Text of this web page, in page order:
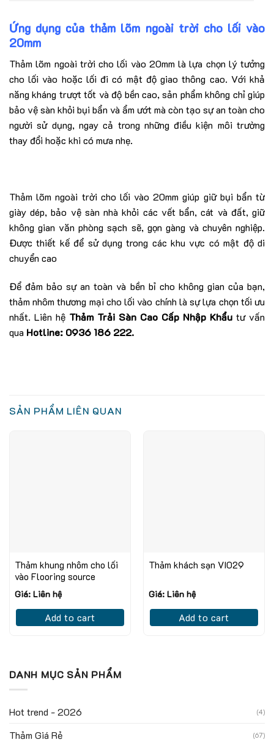
Ứng dụng của thảm lõm ngoài trời cho lối vào
20mm
Thảm lõm ngoài trời cho lối vào 20mm là lựa chọn lý tưởng
cho lối vào hoặc lối đi có mật độ giao thông cao. Với khả
năng kháng trượt tốt và độ bền cao, sản phẩm không chỉ giúp
bảo vệ sàn khỏi bụi bẩn và ẩm ướt mà còn tạo sự an toàn cho
người sử dụng, ngay cả trong những điều kiện môi trường
thay đổi hoặc khi có mưa nhẹ.
Thảm lõm ngoài trời cho lối vào 20mm giúp giữ bụi bẩn từ
giày dép, bảo vệ sàn nhà khỏi các vết bẩn, cát và đất, giữ
không gian văn phòng sạch sẽ, gọn gàng và chuyên nghiệp.
Được thiết kế để sử dụng trong các khu vực có mật độ di
chuyển cao
Để đảm bảo sự an toàn và bền bỉ cho không gian của bạn,
thảm nhôm thương mại cho lối vào chính là sự lựa chọn tối ưu
nhất. Liên hệ Thảm Trải Sàn Cao Cấp Nhập Khẩu tư vấn
qua Hotline: 0936 186 222.
SẢN PHẨM LIÊN QUAN
Thảm khung nhôm cho lối
vào Flooring source
Giá: Liên hệ
Add to cart
Thảm khách sạn VI029
Giá: Liên hệ
Add to cart
DANH MỤC SẢN PHẨM
Hot trend - 2026 (4)
Thảm Giá Rẻ (67)